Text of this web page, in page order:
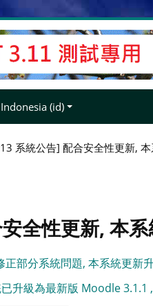
‎(id)‎
系統公告] 配合安全性更新,
全性更新, 本
部分系統問題, 本系統更新
升級為最新版 Moodle